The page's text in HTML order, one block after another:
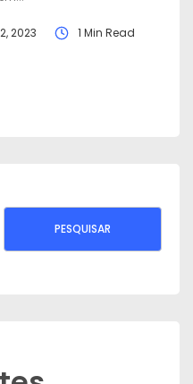
2023 1 Min Read
PESQUISAR